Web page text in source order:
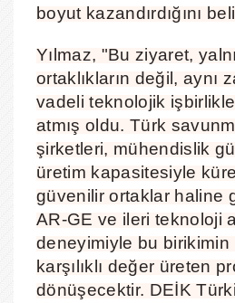
boyut kazandırdığını
Yılmaz, "Bu ziyaret,
ortaklıkların değil, aynı
vadeli teknolojik
atmış oldu. Türk
şirketleri, mühendislik
üretim kapasitesiyle
güvenilir ortaklar haline
AR-GE ve ileri teknoloji
deneyimiyle bu birikimin
karşılıklı değer üreten
dönüşecektir. DEİK